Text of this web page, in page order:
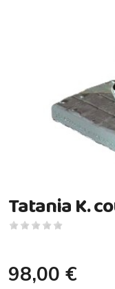
Tatania K.
98,00 €